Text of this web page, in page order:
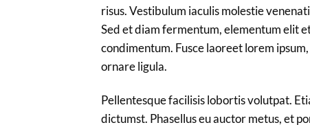
risus. Vestibulum iaculis molestie
Sed et diam fermentum, elementum elit
condimentum. Fusce laoreet lorem
ornare ligula.
Pellentesque facilisis lobortis volutpat.
dictumst. Phasellus eu auctor metus, et